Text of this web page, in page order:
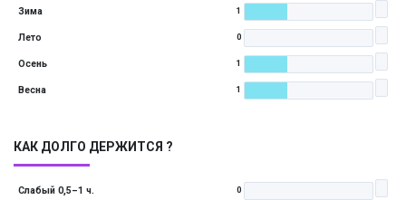
Зима 1
Лето 0
Осень 1
Весна 1
КАК ДОЛГО ДЕРЖИТСЯ ?
Слабый 0,5–1 ч. 0